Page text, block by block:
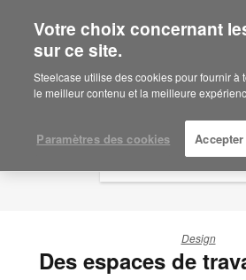
Are you in United
Would you like to see
your region?
English
Español
Design
Des espaces de
Votre choix concernant
sur ce site.
Steelcase utilise des cookies pour fournir à
le meilleur contenu et la meilleure
Paramètres des cookies